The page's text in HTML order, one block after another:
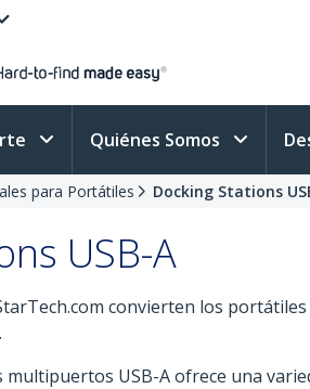
Quiénes Somos
para Portátiles Docking Stations
USB-A
convierten los
USB-A ofrece una